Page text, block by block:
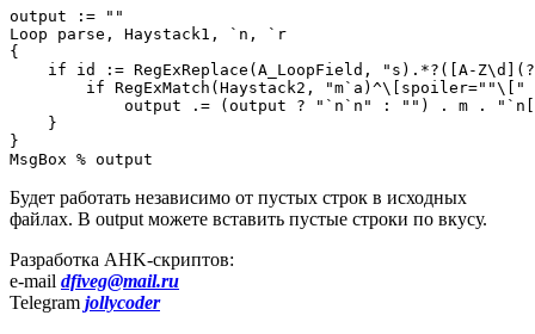
output := ""
Loop parse, Haystack1, `n, `r
{
if id := RegExReplace(A_LoopField, "s).*?([A-
if RegExMatch(Haystack2, "m`a)^\[spoiler=""\["
output .= (output ? "`n`n" : "") . m .
    }
}
MsgBox % output
Будет работать независимо от пустых строк в исходных
файлах. В output можете вставить пустые строки по вкусу.
Разработка AHK-скриптов:
e-mail dfiveg@mail.ru
Telegram jollycoder